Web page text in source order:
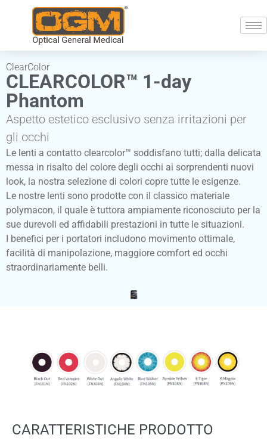
ClearColor
CLEARCOLOR™ 1-day
Phantom
Aspetto estetico esclusivo senza irritazioni per
gli occhi
Le lenti a contatto clearcolor™ soddisfano tutti; dalla delicata
messa in risalto del colore degli occhi ai sorprendenti nuovi
look, la nostra selezione di colori copre tutte le esigenze.
Le nostre lenti sono prodotte con il classico materiale
polymacon, il quale è tuttora ampiamente riconosciuto per la
sue durevoli ed affidabili prestazioni in tutte le situazioni.
I benefici per i portatori includono movimento ottimale,
facilità di manipolazione, maggiore comfort ed occhi
straordinariamente belli.
CARATTERISTICHE PRODOTTO